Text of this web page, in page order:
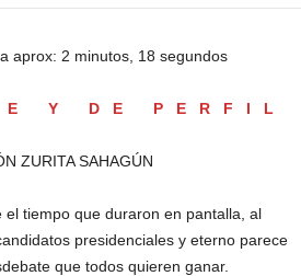
aprox: 2 minutos, 18 segundos
Y DE PERFIL
ZURITA SAHAGÚN
el tiempo que duraron en pantalla, al
presidenciales y eterno parece
que todos quieren ganar.